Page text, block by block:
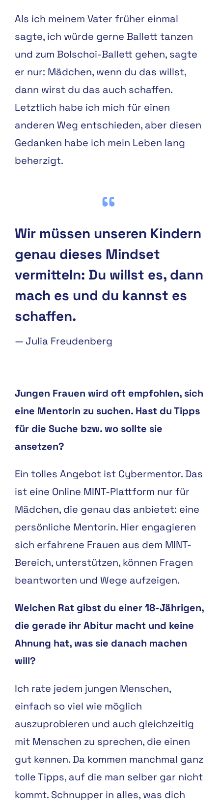
Als ich meinem Vater früher einmal
sagte, ich würde gerne Ballett tanzen
und zum Bolschoi-Ballett gehen, sagte
er nur: Mädchen, wenn du das willst,
dann wirst du das auch schaffen.
Letztlich habe ich mich für einen
anderen Weg entschieden, aber diesen
Gedanken habe ich mein Leben lang
beherzigt.
Wir müssen unseren Kindern
genau dieses Mindset
vermitteln: Du willst es, dann
mach es und du kannst es
schaffen.
—Julia Freudenberg
Jungen Frauen wird oft empfohlen, sich
eine Mentorin zu suchen. Hast du Tipps
für die Suche bzw. wo sollte sie
ansetzen?
Ein tolles Angebot ist Cybermentor. Das
ist eine Online MINT-Plattform nur für
Mädchen, die genau das anbietet: eine
persönliche Mentorin. Hier engagieren
sich erfahrene Frauen aus dem MINT-
Bereich, unterstützen, können Fragen
beantworten und Wege aufzeigen.
Welchen Rat gibst du einer 18-Jährigen,
die gerade ihr Abitur macht und keine
Ahnung hat, was sie danach machen
will?
Ich rate jedem jungen Menschen,
einfach so viel wie möglich
auszuprobieren und auch gleichzeitig
mit Menschen zu sprechen, die einen
gut kennen. Da kommen manchmal ganz
tolle Tipps, auf die man selber gar nicht
kommt. Schnupper in alles, was dich